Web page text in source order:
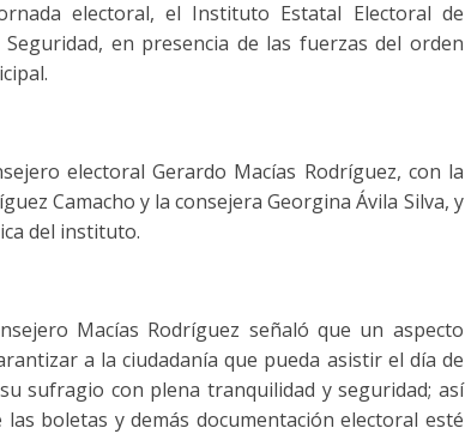
electoral, el Instituto Estatal Electoral de
en presencia de las fuerzas del orden
electoral Gerardo Macías Rodríguez, con la
Camacho y la consejera Georgina Ávila Silva, y
del instituto.
Macías Rodríguez señaló que un aspecto
a la ciudadanía que pueda asistir el día de
sufragio con plena tranquilidad y seguridad; así
boletas y demás documentación electoral esté